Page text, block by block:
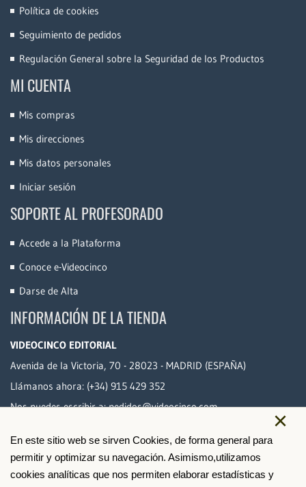
×
En este sitio web se sirven Cookies, de forma general para
permitir y optimizar su navegación. Asimismo,utilizamos
cookies analíticas que nos permiten elaborar estadísticas y
Política de cookies
Seguimiento de pedidos
Regulación General sobre la Seguridad de los Productos
MI CUENTA
Mis compras
Mis direcciones
Mis datos personales
Iniciar sesión
SOPORTE AL PROFESORADO
Accede a la Plataforma
Conoce e-Videocinco
Darse de Alta
INFORMACIÓN DE LA TIENDA
VIDEOCINCO EDITORIAL
Avenida de la Victoria, 70 - 28023 - MADRID (ESPAÑA)
Llámanos ahora: (+34) 915 429 352
Nos puedes escribir a:pedidos@videocinco.com
PAGO SEGURO